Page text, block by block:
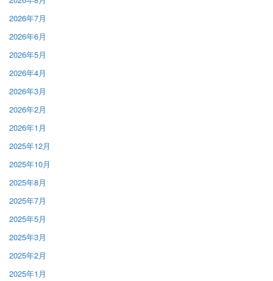
2026年7月
2026年6月
2026年5月
2026年4月
2026年3月
2026年2月
2026年1月
2025年12月
2025年10月
2025年8月
2025年7月
2025年5月
2025年3月
2025年2月
2025年1月